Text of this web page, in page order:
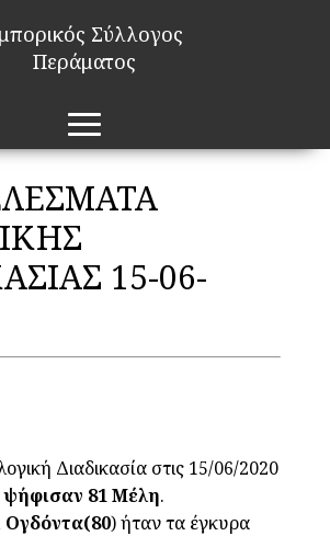
Σύλλογος
Περάματος
15-06-
Διαδικασία στις 15/06/2020
ψήφισαν 81 Mέλη.
Oγδόντα(80) ήταν τα έγκυρα